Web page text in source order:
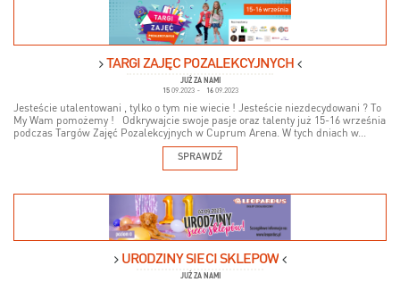
TARGI ZAJĘĆ POZALEKCYJNYCH
JUŻ ZA NAMI
1509.2023 - 1609.2023
Jesteście utalentowani , tylko o tym nie wiecie ! Jesteście niezdecydowani ? To
My Wam pomożemy ! Odkrywajcie swoje pasje oraz talenty już 15-16 września
podczas Targów Zajęć Pozalekcyjnych w Cuprum Arena. W tych dniach w...
SPRAWDŹ
URODZINY SIECI SKLEPÓW
JUŻ ZA NAMI